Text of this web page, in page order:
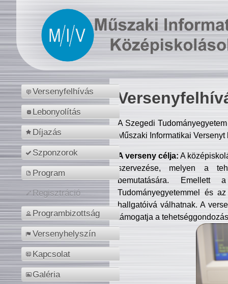
Versenyfelhívás
Lebonyolítás
Díjazás
Szponzorok
Program
Regisztráció
Programbizottság
Versenyhelyszín
Kapcsolat
Galéria
A Szegedi
Műszaki Informatikai
A verseny célja: A
szervezése, melyen a
bemutatására. Emellett
Tudományegyetemmel és
hallgatóivá válhatnak. A
támogatja a